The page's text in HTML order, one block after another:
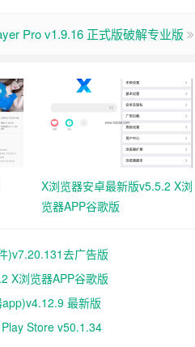
Pro v1.9.16 正式版破解专业版
X浏览器安卓最新版v5.5.2 X浏
览器APP谷歌版
)v7.20.131去广告版
X浏览器APP谷歌版
最新版
Store v50.1.34